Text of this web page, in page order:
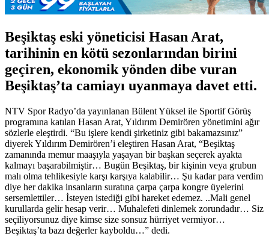
Beşiktaş eski yöneticisi Hasan Arat,
tarihinin en kötü sezonlarından birini
geçiren, ekonomik yönden dibe vuran
Beşiktaş’ta camiayı uyanmaya davet etti.
NTV Spor Radyo’da yayınlanan Bülent Yüksel ile Sportif Görüş
programına katılan Hasan Arat, Yıldırım Demirören yönetimini ağır
sözlerle eleştirdi. “Bu işlere kendi şirketiniz gibi bakamazsınız”
diyerek Yıldırım Demirören’i eleştiren Hasan Arat, “Beşiktaş
zamanında memur maaşıyla yaşayan bir başkan seçerek ayakta
kalmayı başarabilmiştir… Bugün Beşiktaş, bir kişinin veya grubun
malı olma tehlikesiyle karşı karşıya kalabilir… Şu kadar para verdim
diye her dakika insanların suratına çarpa çarpa kongre üyelerini
sersemlettiler… İsteyen istediği gibi hareket edemez. ..Mali genel
kurullarda gelir hesap verir… Muhalefeti dinlemek zorundadır… Siz
seçiliyorsunuz diye kimse size sonsuz hürriyet vermiyor…
Beşiktaş’ta bazı değerler kayboldu…” dedi.